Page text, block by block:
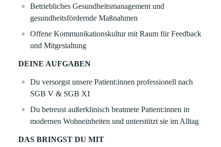
Betriebliches Gesundheitsmanagement und
gesundheitsfördernde Maßnahmen
Offene Kommunikationskultur mit Raum für Feedback
und Mitgestaltung
DEINE AUFGABEN
Du versorgst unsere Patient:innen professionell nach
SGB V & SGB XI
Du betreust außerklinisch beatmete Patient:innen in
modernen Wohneinheiten und unterstützt sie im Alltag
DAS BRINGST DU MIT